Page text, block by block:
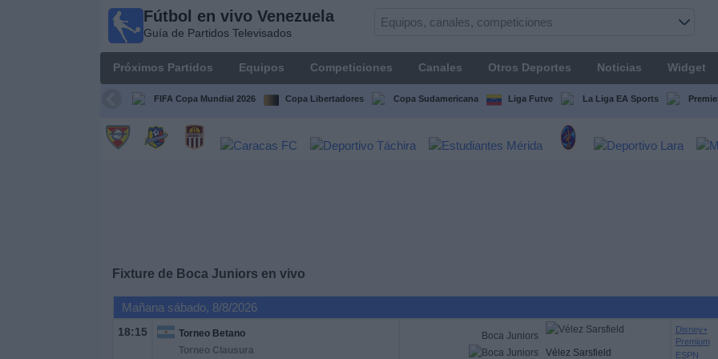
Fútbol en vivo Venezuela
Guía de Partidos Televisados
Próximos Partidos Equipos Competiciones Canales Otros Deportes Noticias Widget
FIFA Copa Mundial 2026 Copa Libertadores Copa Sudamericana Liga Futve La Liga EA Sports
Fixture de Boca Juniors en vivo
Mañana sábado, 8/8/2026
18:15
Torneo Betano
Torneo Clausura
Boca Juniors
Vélez Sarsfield
Disney+
Premium
ESPN
Fútbol en
Venezuela